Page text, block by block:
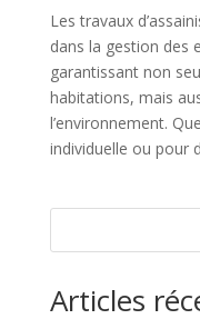
Les travaux
dans la gestion des
garantissant non
habitations, mais
l’environnement.
individuelle ou pour
Articles